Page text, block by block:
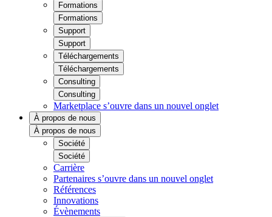
Formations
Formations
Support
Support
Téléchargements
Téléchargements
Consulting
Consulting
Marketplace s’ouvre dans un nouvel onglet
À propos de nous
À propos de nous
Société
Société
Carrière
Partenaires s’ouvre dans un nouvel onglet
Références
Innovations
Évènements